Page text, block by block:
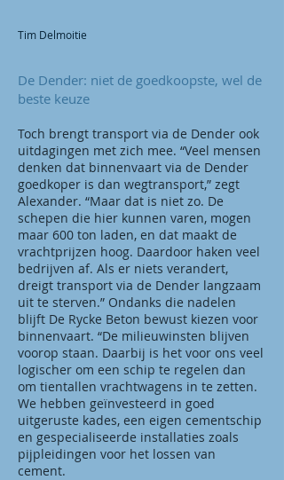
Tim Delmoitie
De Dender: niet de goedkoopste, wel de
beste keuze
Toch brengt transport via de Dender ook
uitdagingen met zich mee. “Veel mensen
denken dat binnenvaart via de Dender
goedkoper is dan wegtransport,” zegt
Alexander. “Maar dat is niet zo. De
schepen die hier kunnen varen, mogen
maar 600 ton laden, en dat maakt de
vrachtprijzen hoog. Daardoor haken veel
bedrijven af. Als er niets verandert,
dreigt transport via de Dender langzaam
uit te sterven.” Ondanks die nadelen
blijft De Rycke Beton bewust kiezen voor
binnenvaart. “De milieuwinsten blijven
voorop staan. Daarbij is het voor ons veel
logischer om een schip te regelen dan
om tientallen vrachtwagens in te zetten.
We hebben geïnvesteerd in goed
uitgeruste kades, een eigen cementschip
en gespecialiseerde installaties zoals
pijpleidingen voor het lossen van
cement.